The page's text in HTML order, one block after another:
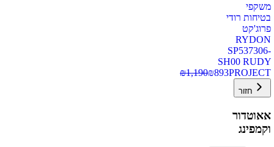
משקפי
בטיחות רודי
פרוג'קט
RYDON
SP537306-
SH00 RUDY
PROJECT
₪893
₪1,190
חזור
אאוטדור
וקמפינג